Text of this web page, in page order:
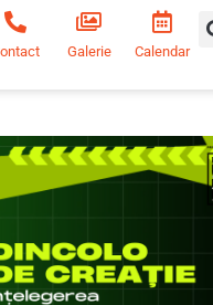
Galerie Calendar